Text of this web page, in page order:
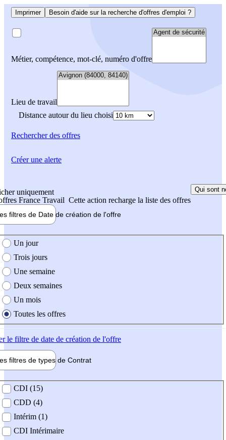
Imprimer Besoin d'aide sur la recherche d'offres d'emploi ?
Métier, compétence, mot-clé, numéro d'offre
Lieu de travail
Distance autour du lieu choisi
Rechercherdes offres
uniquement
France Travail Cette action recharge la liste des offres
Qui sont
filtres de Date de création de l'offre
création de l'offre
Un jour
Trois jours
Une semaine
Deux semaines
Un mois
Toutes les offres
le filtre de date de création de l'offre
filtres de types de Contrat
contrat
CDI (15)
CDD (4)
Intérim (1)
CDI Intérimaire
Créer une alerte